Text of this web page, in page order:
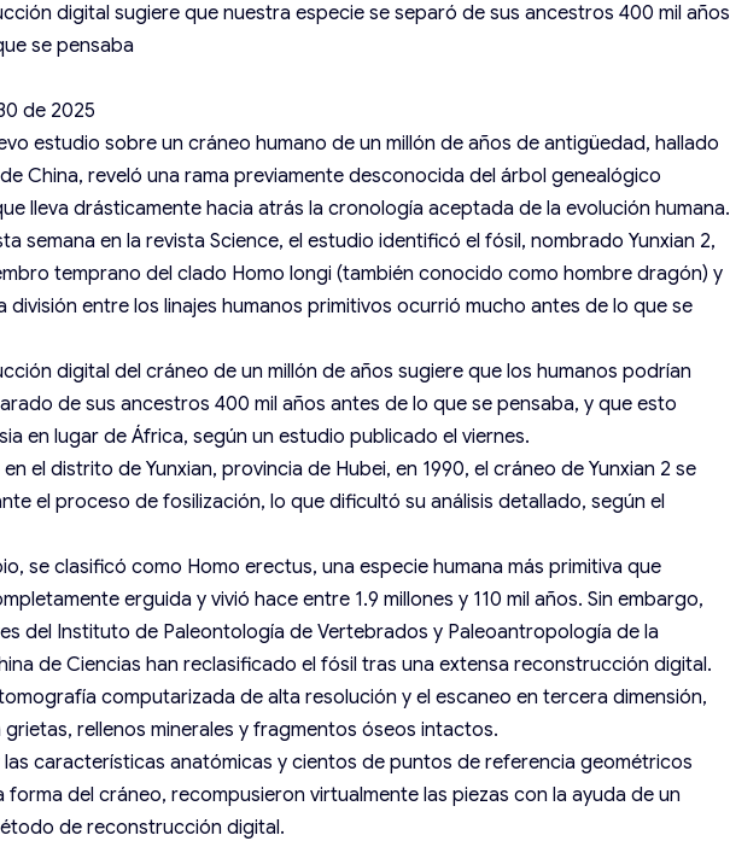
digital sugiere que nuestra especie se separó de sus ancestros 400 mil años
se pensaba
de 2025
estudio sobre un cráneo humano de un millón de años de antigüedad, hallado
China, reveló una rama previamente desconocida del árbol genealógico
lleva drásticamente hacia atrás la cronología aceptada de la evolución humana.
semana en la revista Science, el estudio identificó el fósil, nombrado Yunxian 2,
temprano del clado Homo longi (también conocido como hombre dragón) y
división entre los linajes humanos primitivos ocurrió mucho antes de lo que se
digital del cráneo de un millón de años sugiere que los humanos podrían
de sus ancestros 400 mil años antes de lo que se pensaba, y que esto
en lugar de África, según un estudio publicado el viernes.
el distrito de Yunxian, provincia de Hubei, en 1990, el cráneo de Yunxian 2 se
el proceso de fosilización, lo que dificultó su análisis detallado, según el
se clasificó como Homo erectus, una especie humana más primitiva que
erguida y vivió hace entre 1.9 millones y 110 mil años. Sin embargo,
del Instituto de Paleontología de Vertebrados y Paleoantropología de la
de Ciencias han reclasificado el fósil tras una extensa reconstrucción digital.
computarizada de alta resolución y el escaneo en tercera dimensión,
rellenos minerales y fragmentos óseos intactos.
las características anatómicas y cientos de puntos de referencia geométricos
forma del cráneo, recompusieron virtualmente las piezas con la ayuda de un
de reconstrucción digital.